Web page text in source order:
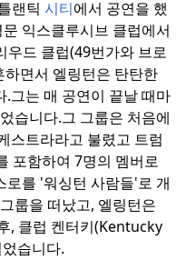
랜틱 시티에서 공연을 했
익스클루시브 클럽에서
우드 클럽(49번가와 브로
면서 엘링턴은 탄탄한
.그는 매 공연이 끝날 때마
습니다.그 그룹은 처음에
스트라라고 불렸고 트럼
포함하여 7명의 멤버로
로를 '워싱턴 사람들'로 개
룹을 떠났고, 엘링턴은
, 클럽 켄터키(Kentucky
습니다.